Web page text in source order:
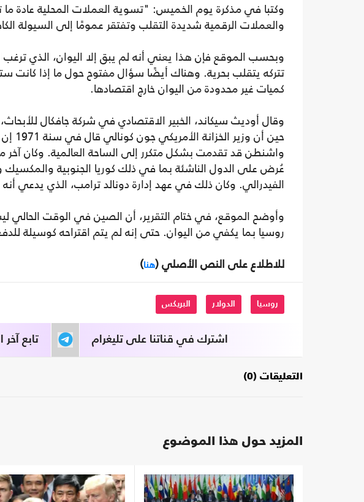
وكتبا في مذكرة يوم الخميس: "تسوية العملات المحلية عادة
والعملات الرقمية شديدة التقلب وتفتقر عمومًا إلى السيولة
وبحسب الموقع فإن هذا يعني أنه لم يبق إلا اليوان، الذي ترغب
تتركه يتقلب بحرية. وهناك أيضًا سؤال مفتوح حول ما إذا
كميات غير محدودة من اليوان خارج اقتصادها.
وقال أوديث سيكاند، الخبير الاقتصادي في شركة جافكال
حين
عُرض على الدول الناشئة بما في ذلك كوريا الجنوبية والمكسيك
الفيدرالي. وكان ذلك في عهد إدارة دونالد ترامب، الذي يدعي أنه
وأوضح الموقع، في ختام التقرير، أن الصين في الوقت الحالي
روسيا بما يكفي من اليوان. حتى إنه لم يتم اقتراحه كوسيلة
للاطلاع على النص الأصلي (هنا)
روسيا الدولار البريكس
تابع آخر اشترك في قناتنا على تليغرام
التعليقات (0)
المزيد حول هذا الموضوع